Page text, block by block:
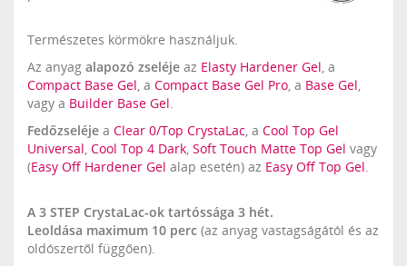
Természetes körmökre használjuk.
Az anyag alapozó zseléje az Elasty Hardener Gel, a
Compact Base Gel, a Compact Base Gel Pro, a Base Gel,
vagy a Builder Base Gel.
Fedőzseléje a Clear 0/Top CrystaLac, a Cool Top Gel
Universal, Cool Top 4 Dark, Soft Touch Matte Top Gel vagy
(Easy Off Hardener Gel alap esetén) az Easy Off Top Gel.
A 3 STEP CrystaLac-ok tartóssága 3 hét.
Leoldása maximum 10 perc (az anyag vastagságától és az
oldószertől függően).